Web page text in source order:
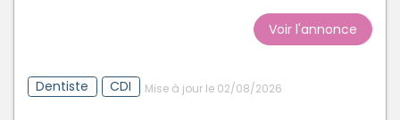
Voir l'annonce
Dentiste CDI Mise à jour le 02/08/2026